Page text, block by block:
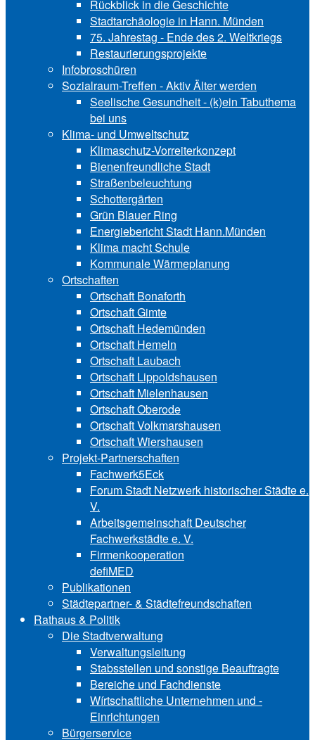
Rückblick in die Geschichte
Stadtarchäologie in Hann. Münden
75. Jahrestag - Ende des 2. Weltkriegs
Restaurierungsprojekte
Infobroschüren
Sozialraum-Treffen - Aktiv Älter werden
Seelische Gesundheit - (k)ein Tabuthema
bei uns
Klima- und Umweltschutz
Klimaschutz-Vorreiterkonzept
Bienenfreundliche Stadt
Straßenbeleuchtung
Schottergärten
Grün Blauer Ring
Energiebericht Stadt Hann.Münden
Klima macht Schule
Kommunale Wärmeplanung
Ortschaften
Ortschaft Bonaforth
Ortschaft Gimte
Ortschaft Hedemünden
Ortschaft Hemeln
Ortschaft Laubach
Ortschaft Lip‍polds‍hau‍sen
Ortschaft Mielenhausen
Ortschaft Oberode
Ortschaft Volk‍mars‍hau‍sen
Ortschaft Wiershausen
Projekt-Partnerschaften
Fachwerk5Eck
Forum Stadt Netzwerk historischer Städte e.
V.
Arbeitsgemeinschaft Deutscher
Fachwerkstädte e. V.
Firmenkooperation
defiMED
Publikationen
Städtepartner- & Städtefreundschaften
Rathaus & Politik
Die Stadtverwaltung
Verwaltungsleitung
Stabsstellen und ­sonstige Beauftragte
Bereiche und ­Fachdienste
Wírtschaftliche ­Unternehmen und ­
Einrichtungen
Bürgerservice